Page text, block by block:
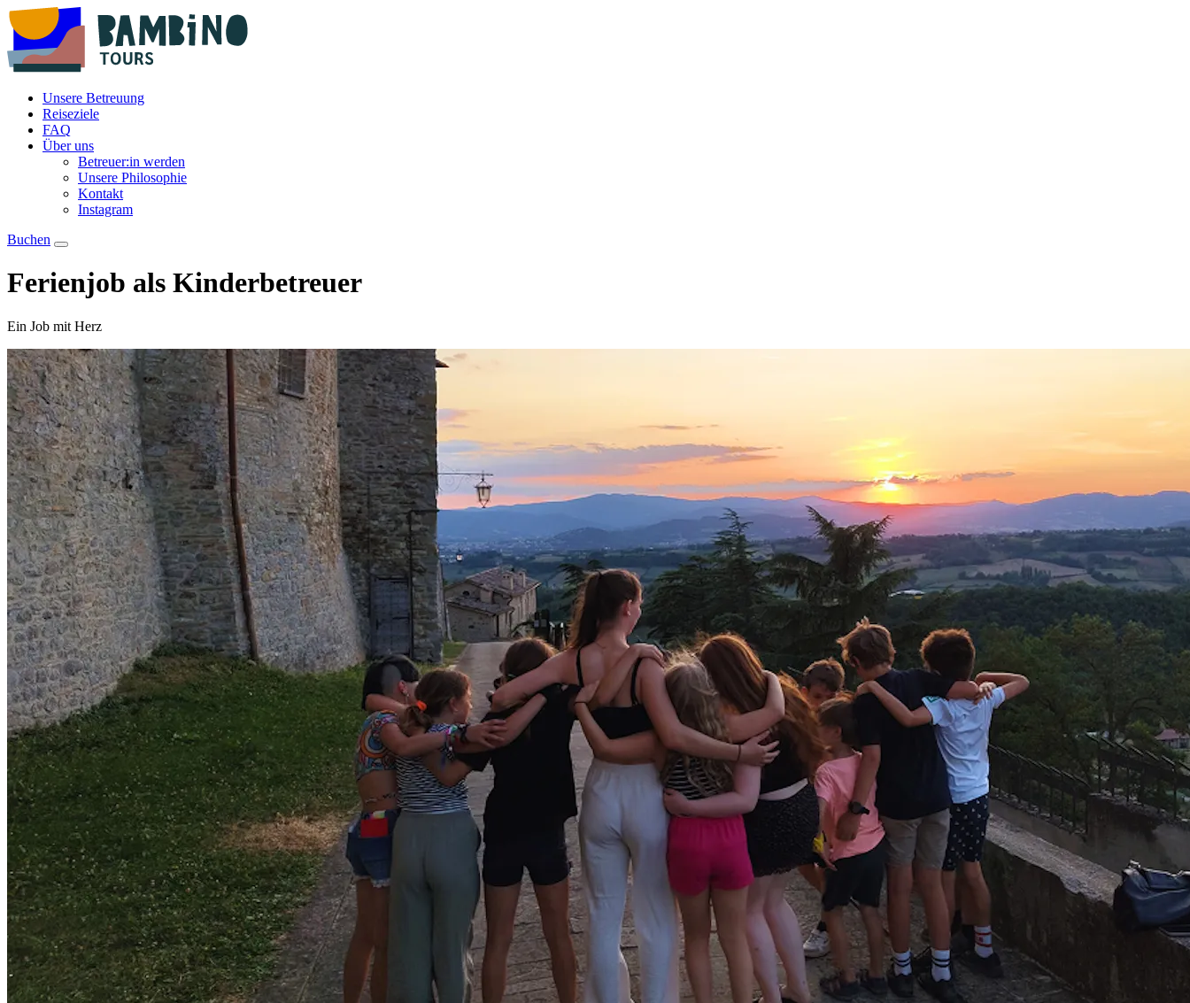
Unsere Betreuung
Reiseziele
FAQ
Über uns
Betreuer:in werden
Unsere Philosophie
Kontakt
Instagram
Buchen
Ferienjob als Kinderbetreuer
Ein Job mit Herz